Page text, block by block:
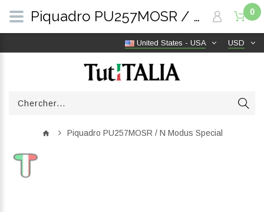
USD
United States - USA
0
Piquadro PU257MOSR / N Modus Special
Piquadro PU257MOSR / N Modus Special | TutITALIA